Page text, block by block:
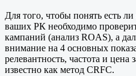
Для того, чтобы понять есть
ваших РК необходимо
кампаний (анализ ROAS), а
внимание на 4 основных
релевантность, частота и цена
известно как метод CRFC.